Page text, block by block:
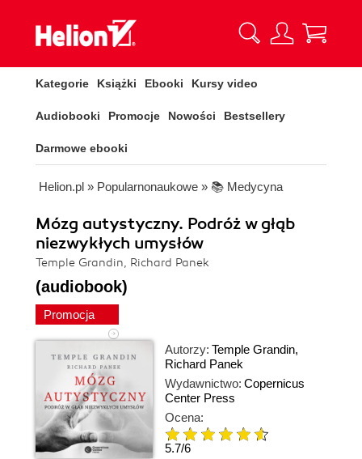
Kategorie Książki Ebooki Kursy video
Audiobooki Promocje Nowości Bestsellery
Darmowe ebooki
Helion.pl » Popularnonaukowe » 📚 Medycyna
Mózg autystyczny. Podróż w głąb
niezwykłych umysłów
Temple Grandin, Richard Panek
(audiobook)
Promocja
Autorzy: Temple Grandin,
Richard Panek
Wydawnictwo: Copernicus
Center Press
Ocena:
5.7/6